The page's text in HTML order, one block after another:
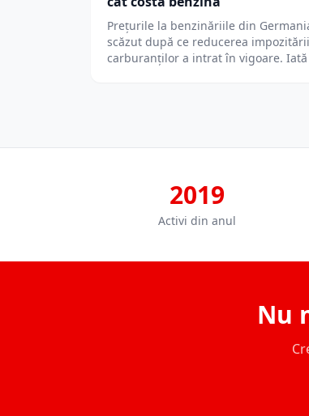
Prețurile la benzinăriile din
scăzut după ce reducerea impozitării
carburanților a intrat în vigoare. Iată
2019
Activi din anul
Nu